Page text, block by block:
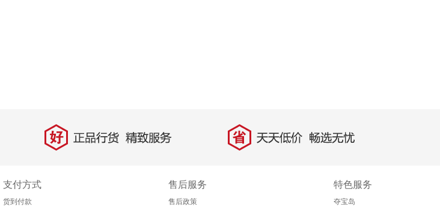
好 正品行货，精致服务 省 天天低价，畅选无忧
支付方式
货到付款
售后服务
售后政策
特色服务
夺宝岛